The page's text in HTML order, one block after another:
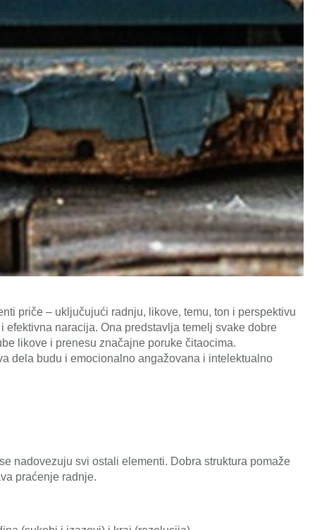
priče – uključujući radnju, likove, temu, ton i perspektivu
naracija. Ona predstavlja temelj svake dobre
likove i prenesu značajne poruke čitaocima.
dela budu i emocionalno angažovana i intelektualno
nadovezuju svi ostali elementi. Dobra struktura pomaže
praćenje radnje.